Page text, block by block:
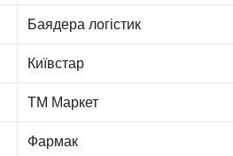
Баядера логістик
Київстар
ТМ Маркет
Фармак